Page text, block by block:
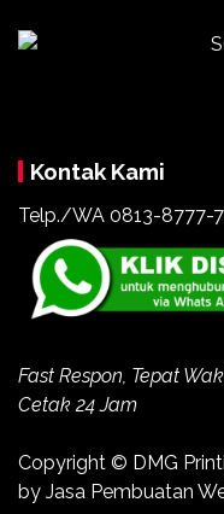
Kontak Kami
Telp./WA 0813-8777-
Fast Respon, Tepat
Cetak 24 Jam
Copyright © DMG
by Jasa Pembuatan